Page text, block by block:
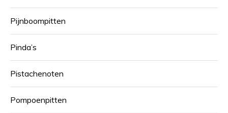
Pijnboompitten
Pinda’s
Pistachenoten
Pompoenpitten